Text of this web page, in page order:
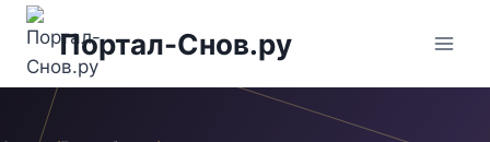
Перейти
содержимому
Портал-Снов.ру